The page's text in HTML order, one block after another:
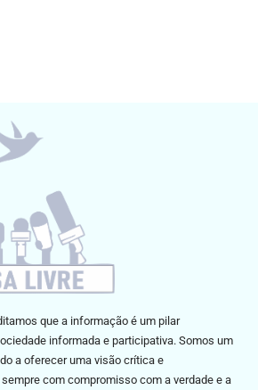
que a informação é um pilar
informada e participativa. Somos um
a oferecer uma visão crítica e
com compromisso com a verdade e a